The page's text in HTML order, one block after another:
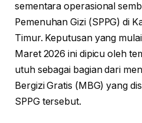
sementara operasional
Pemenuhan Gizi (SPPG) di
Timur. Keputusan yang
Maret 2026 ini dipicu oleh
utuh sebagai bagian dari
Bergizi Gratis (MBG) yang
SPPG tersebut.